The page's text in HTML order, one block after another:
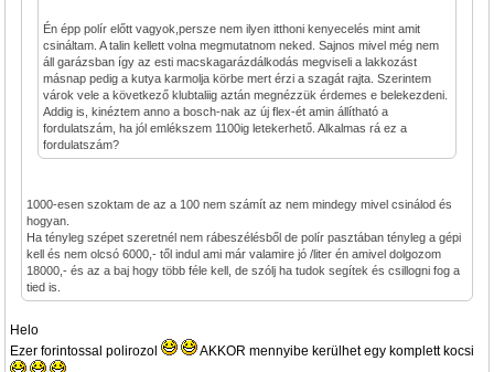
Én épp polír előtt vagyok,persze nem ilyen itthoni kenyecelés mint amit
csináltam. A talin kellett volna megmutatnom neked. Sajnos mivel még nem
áll garázsban így az esti macskagarázdálkodás megviseli a lakkozást
másnap pedig a kutya karmolja körbe mert érzi a szagát rajta. Szerintem
várok vele a következő klubtaliig aztán megnézzük érdemes e belekezdeni.
Addig is, kinéztem anno a bosch-nak az új flex-ét amin állítható a
fordulatszám, ha jól emlékszem 1100ig letekerhető. Alkalmas rá ez a
fordulatszám?
1000-esen szoktam de az a 100 nem számít az nem mindegy mivel csinálod és
hogyan.
Ha tényleg szépet szeretnél nem rábeszélésből de polír pasztában tényleg a gépi
kell és nem olcsó 6000,- től indul ami már valamire jó /liter én amivel dolgozom
18000,- és az a baj hogy több féle kell, de szólj ha tudok segítek és csillogni fog a
tied is.
Helo
Ezer forintossal polirozol
AKKOR mennyibe kerülhet egy komplett kocsi